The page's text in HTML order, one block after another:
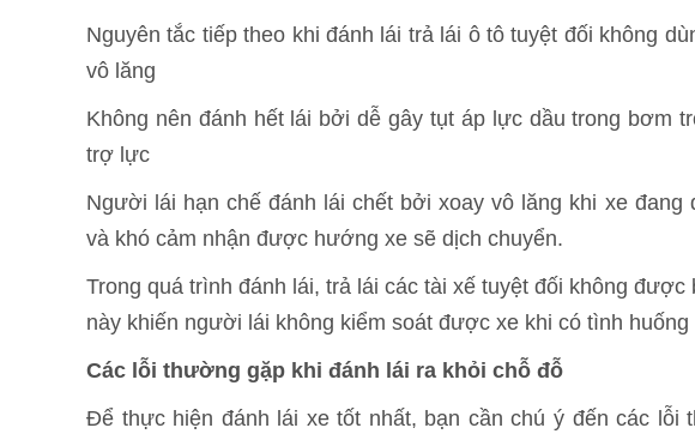
Nguyên tắc tiếp theo khi đánh lái trả lái ô tô tuyệt đối không
vô lăng
Không nên đánh hết lái bởi dễ gây tụt áp lực dầu trong bơm
trợ lực
Người lái hạn chế đánh lái chết bởi xoay vô lăng khi xe đang
và khó cảm nhận được hướng xe sẽ dịch chuyển.
Trong quá trình đánh lái, trả lái các tài xế tuyệt đối không
này khiến người lái không kiểm soát được xe khi có tình
Các lỗi thường gặp khi đánh lái ra khỏi chỗ đỗ
Để thực hiện đánh lái xe tốt nhất, bạn cần chú ý đến các lỗi